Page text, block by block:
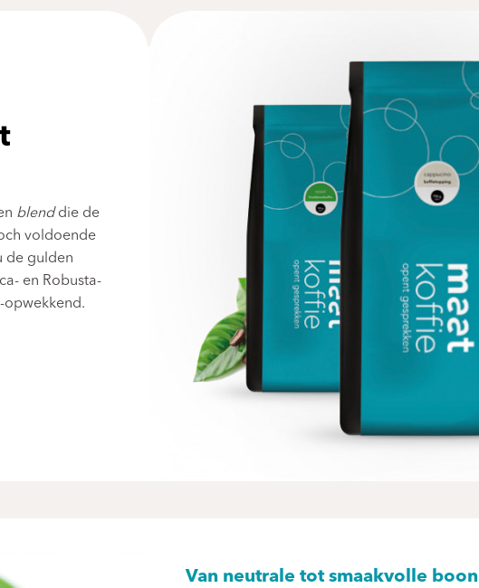
blenddie de
voldoende
de gulden
en Robusta-
opwekkend.
Van neutrale tot smaakvolle boon